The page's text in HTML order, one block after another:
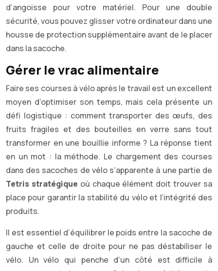
d’angoisse pour votre matériel. Pour une double
sécurité, vous pouvez glisser votre ordinateur dans une
housse de protection supplémentaire avant de le placer
dans la sacoche.
Gérer le vrac alimentaire
Faire ses courses à vélo après le travail est un excellent
moyen d’optimiser son temps, mais cela présente un
défi logistique : comment transporter des œufs, des
fruits fragiles et des bouteilles en verre sans tout
transformer en une bouillie informe ? La réponse tient
en un mot : la méthode. Le chargement des courses
dans des sacoches de vélo s’apparente à une partie de
Tetris stratégique où chaque élément doit trouver sa
place pour garantir la stabilité du vélo et l’intégrité des
produits.
Il est essentiel d’équilibrer le poids entre la sacoche de
gauche et celle de droite pour ne pas déstabiliser le
vélo. Un vélo qui penche d’un côté est difficile à